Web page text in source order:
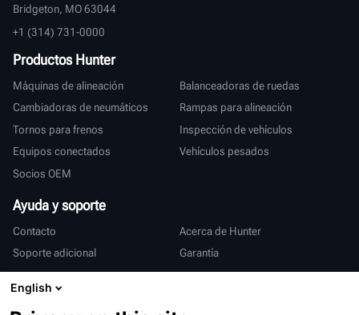
Bridgeton, MO 63044
+1 (314) 731-0000
Productos Hunter
Máquinas de alineación
Balanceadoras de ruedas
Cambiadoras de neumáticos
Rampas para alineación
Tornos para frenos
Inspección de vehículos
Equipos conectados
Vehículos pesados
Socios OEM
Ayuda y soporte
Contacto
Acerca de Hunter
Soporte adicional
Garantía
Internacional
Ventas y servicio
English